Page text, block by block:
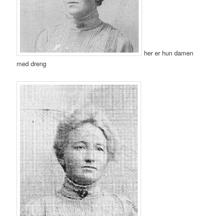
her er hun damen
med dreng